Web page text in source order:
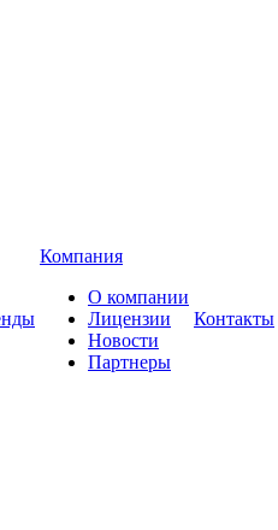
Компания
О компании
Лицензии
Новости
Партнеры
Контакты